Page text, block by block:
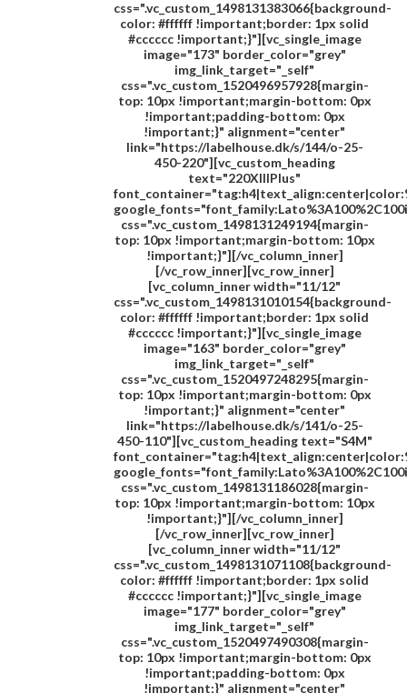
css=".vc_custom_1498131383066{background-
color: #ffffff !important;border: 1px solid
#cccccc !important;}"][vc_single_image
image="173" border_color="grey"
img_link_target="_self"
css=".vc_custom_1520496957928{margin-
top: 10px !important;margin-bottom: 0px
!important;padding-bottom: 0px
!important;}" alignment="center"
link="https://labelhouse.dk/s/144/o-25-
450-220"][vc_custom_heading
text="220XIIIPlus"
css=".vc_custom_1498131249194{margin-
top: 10px !important;margin-bottom: 10px
!important;}"][/vc_column_inner]
[/vc_row_inner][vc_row_inner]
[vc_column_inner width="11/12"
css=".vc_custom_1498131010154{background-
color: #ffffff !important;border: 1px solid
#cccccc !important;}"][vc_single_image
image="163" border_color="grey"
img_link_target="_self"
css=".vc_custom_1520497248295{margin-
top: 10px !important;margin-bottom: 0px
!important;}" alignment="center"
link="https://labelhouse.dk/s/141/o-25-
450-110"][vc_custom_heading text="S4M"
css=".vc_custom_1498131186028{margin-
top: 10px !important;margin-bottom: 10px
!important;}"][/vc_column_inner]
[/vc_row_inner][vc_row_inner]
[vc_column_inner width="11/12"
css=".vc_custom_1498131071108{background-
color: #ffffff !important;border: 1px solid
#cccccc !important;}"][vc_single_image
image="177" border_color="grey"
img_link_target="_self"
css=".vc_custom_1520497490308{margin-
top: 10px !important;margin-bottom: 0px
!important;padding-bottom: 0px
!important;}" alignment="center"